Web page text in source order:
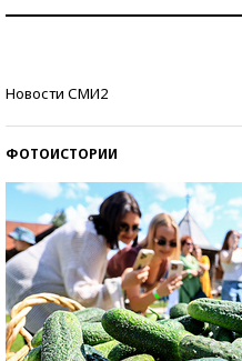
Новости СМИ2
ФОТОИСТОРИИ